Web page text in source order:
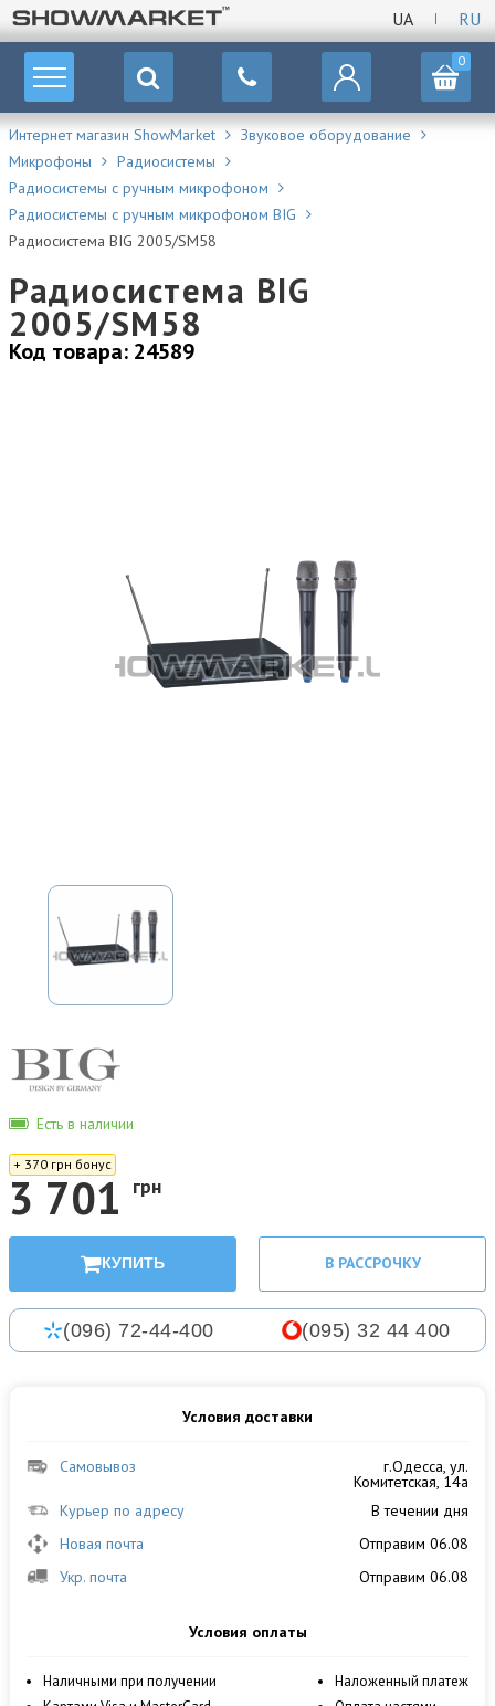
UA RU
0
Интернет магазин ShowMarket
Звуковое оборудование
Микрофоны
Радиосистемы
Радиосистемы с ручным микрофоном
Радиосистемы с ручным микрофоном BIG
Радиосистема BIG 2005/SM58
Радиосистема BIG
2005/SM58
Код товара: 24589
Есть в наличии
+ 370 грн бонус
3 701 грн
КУПИТЬ В РАССРОЧКУ
(096) 72-44-400 (095) 32 44 400
Условия доставки
Самовывоз г.Одесса, ул.
Комитетская, 14а
Курьер по адресу
В течении дня
Новая почта
Отправим 06.08
Укр. почта
Отправим 06.08
Условия оплаты
Наличными при получении
Наложенный платеж